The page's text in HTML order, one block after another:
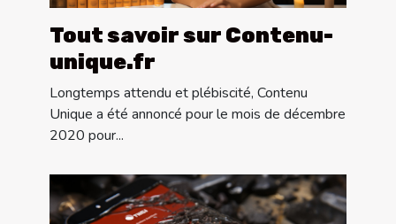
Tout savoir sur Contenu-
unique.fr
Longtemps attendu et plébiscité, Contenu
Unique a été annoncé pour le mois de décembre
2020 pour...